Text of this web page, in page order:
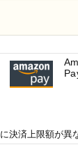
決済上限額が異